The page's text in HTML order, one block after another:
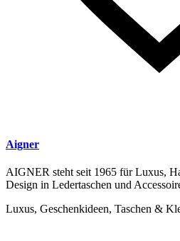
Aigner
AIGNER steht seit 1965 für Luxus,
Design in Ledertaschen und
Luxus, Geschenkideen, Taschen &